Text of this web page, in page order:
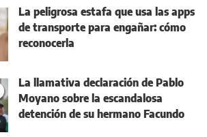
La peligrosa estafa que usa las apps
de transporte para engañar: cómo
reconocerla
La llamativa declaración de Pablo
Moyano sobre la escandalosa
detención de su hermano Facundo